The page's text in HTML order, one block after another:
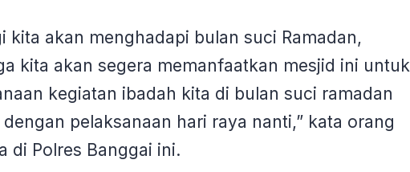
kita akan menghadapi bulan suci Ramadan,
kita akan segera memanfaatkan mesjid ini untuk
kegiatan ibadah kita di bulan suci ramadan
pelaksanaan hari raya nanti,” kata orang
di Polres Banggai ini.